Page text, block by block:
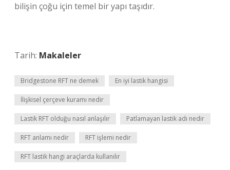
bilişin çoğu için temel bir yapı taşıdır.
Tarih: Makaleler
Bridgestone RFT ne demek En iyi lastik hangisi
İlişkisel çerçeve kuramı nedir
Lastik RFT olduğu nasıl anlaşılır Patlamayan lastik adı nedir
RFT anlamı nedir RFT işlemi nedir
RFT lastik hangi araçlarda kullanılır